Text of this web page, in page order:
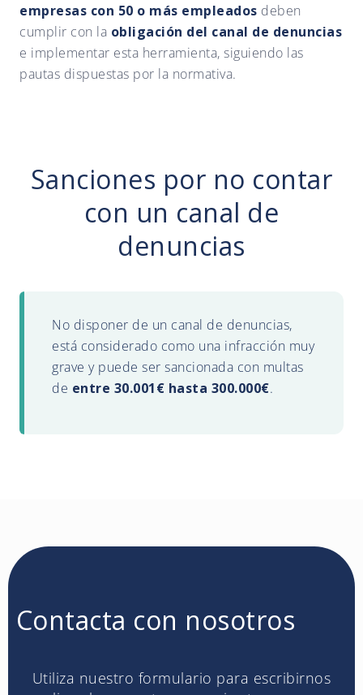
empresas con 50 o más empleados deben
cumplir con la obligación del canal de denuncias
e implementar esta herramienta, siguiendo las
pautas dispuestas por la normativa.
Sanciones por no contar
con un canal de
denuncias
No disponer de un canal de denuncias,
está considerado como una infracción muy
grave y puede ser sancionada con multas
de entre 30.001€ hasta 300.000€.
Contacta con nosotros
Utiliza nuestro formulario para escribirnos